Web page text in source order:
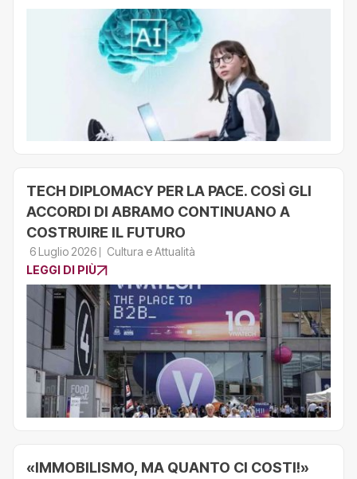
TECH DIPLOMACY PER LA PACE. COSÌ GLI
ACCORDI DI ABRAMO CONTINUANO A
COSTRUIRE IL FUTURO
6 Luglio 2026
Cultura e Attualità
LEGGI DI PIÙ
«IMMOBILISMO, MA QUANTO CI COSTI!»